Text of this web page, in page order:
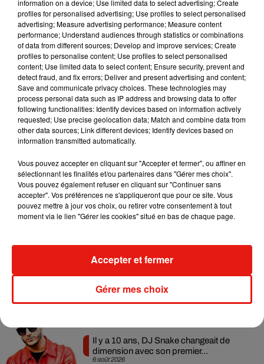
Musique
6 août 2026
Il y a 10 ans, DJ Snake changeait de
dimension avec son premier...
information on a device; Use limited data to select advertising; Create
profiles for personalised advertising; Use profiles to select personalised
advertising; Measure advertising performance; Measure content
performance; Understand audiences through statistics or combinations
of data from different sources; Develop and improve services; Create
profiles to personalise content; Use profiles to select personalised
content; Use limited data to select content; Ensure security, prevent and
detect fraud, and fix errors; Deliver and present advertising and content;
Save and communicate privacy choices. These technologies may
process personal data such as IP address and browsing data to offer
following functionalities: Identify devices based on information actively
requested; Use precise geolocation data; Match and combine data from
other data sources; Link different devices; Identify devices based on
information transmitted automatically.
Vous pouvez accepter en cliquant sur "Accepter et fermer", ou affiner en
sélectionnant les finalités et/ou partenaires dans "Gérer mes choix".
Vous pouvez également refuser en cliquant sur "Continuer sans
accepter". Vos préférences ne s'appliqueront que pour ce site. Vous
pouvez mettre à jour vos choix, ou retirer votre consentement à tout
moment via le lien "Gérer les cookies" situé en bas de chaque page.
Gérer mes choix
Accepter et fermer